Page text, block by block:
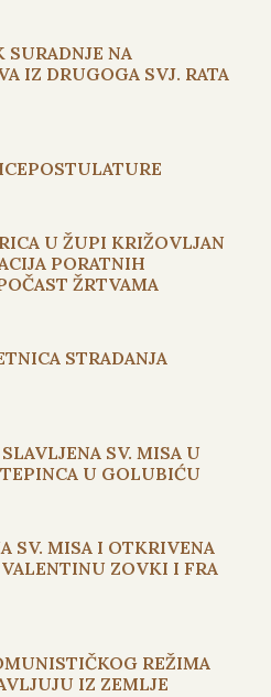
SURADNJE NA
IZ DRUGOGA SVJ. RATA
U ŽUPI KRIŽOVLJAN
PORATNIH
ŽRTVAMA
STRADANJA
SV. MISA U
U GOLUBIĆU
SV. MISA I OTKRIVENA
ZOVKI I FRA
REŽIMA
IZ ZEMLJE